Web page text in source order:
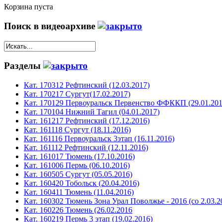
Корзина пуста
Поиск в видеоархиве
Разделы
Кат. 170312 Рефтинский (12.03.2017)
Кат. 170217 Сургут(17.02.2017)
Кат. 170129 Первоуральск Первенство ФФККП
Кат. 170104 Нижний Тагил (04.01.2017)
Кат. 161217 Рефтинский (17.12.2016)
Кат. 161118 Сургут (18.11.2016)
Кат. 161116 Первоуральск 3этап (16.11.2016)
Кат. 161112 Рефтинский (12.11.2016)
Кат. 161017 Тюмень (17.10.2016)
Кат. 161006 Пермь (06.10.2016)
Кат. 160505 Сургут (05.05.2016)
Кат. 160420 Тобольск (20.04.2016)
Кат. 160411 Тюмень (11.04.2016)
Кат. 160302 Тюмень Зона Урал Поволжье - 2016 (со
Кат. 160226 Тюмень (26.02.2016
Кат. 160219 Пермь 3 этап (19.02.2016)